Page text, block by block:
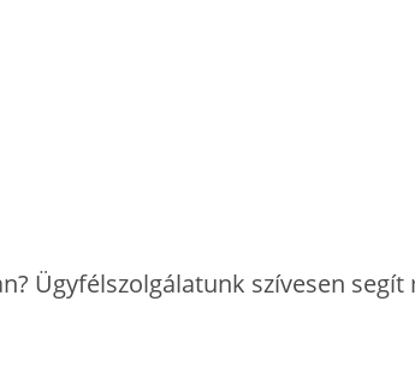
Ügyfélszolgálatunk szívesen